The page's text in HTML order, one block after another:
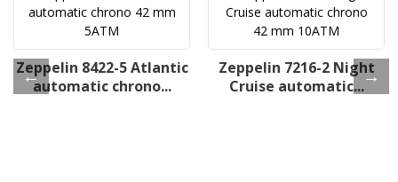
Zeppelin 8422-5 Atlantic
automatic chrono...
Zeppelin 7216-2 Night
Cruise automatic...